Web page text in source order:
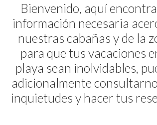
Bienvenido, aquí
información necesaria
nuestras cabañas y de la
para que tus vacaciones
playa sean inolvidables,
adicionalmente
inquietudes y hacer tus